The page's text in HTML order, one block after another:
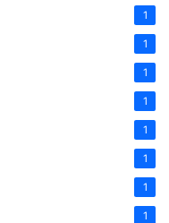
1
1
1
1
1
1
1
1